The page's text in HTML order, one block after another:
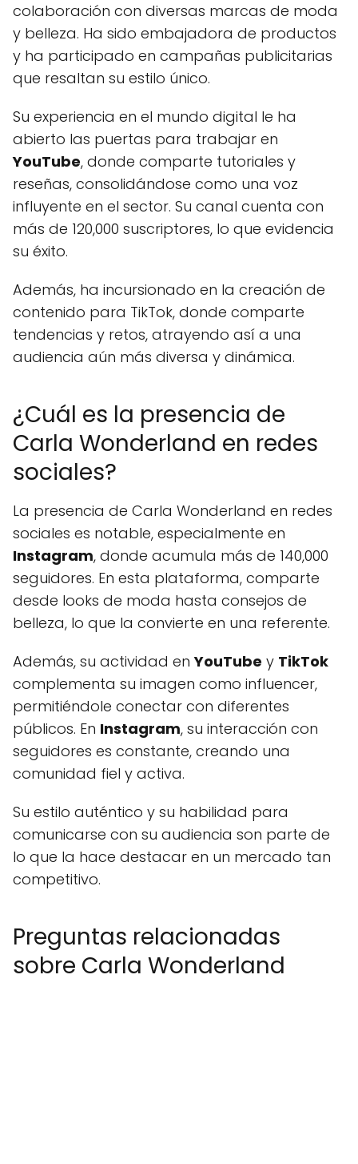
colaboración con diversas marcas de moda
y belleza. Ha sido embajadora de productos
y ha participado en campañas publicitarias
que resaltan su estilo único.
Su experiencia en el mundo digital le ha
abierto las puertas para trabajar en
YouTube, donde comparte tutoriales y
reseñas, consolidándose como una voz
influyente en el sector. Su canal cuenta con
más de 120,000 suscriptores, lo que evidencia
su éxito.
Además, ha incursionado en la creación de
contenido para TikTok, donde comparte
tendencias y retos, atrayendo así a una
audiencia aún más diversa y dinámica.
¿Cuál es la presencia de
Carla Wonderland en redes
sociales?
La presencia de Carla Wonderland en redes
sociales es notable, especialmente en
Instagram, donde acumula más de 140,000
seguidores. En esta plataforma, comparte
desde looks de moda hasta consejos de
belleza, lo que la convierte en una referente.
Además, su actividad enYouTube y TikTok
complementa su imagen como influencer,
permitiéndole conectar con diferentes
públicos. En Instagram, su interacción con
seguidores es constante, creando una
comunidad fiel y activa.
Su estilo auténtico y su habilidad para
comunicarse con su audiencia son parte de
lo que la hace destacar en un mercado tan
competitivo.
Preguntas relacionadas
sobre Carla Wonderland